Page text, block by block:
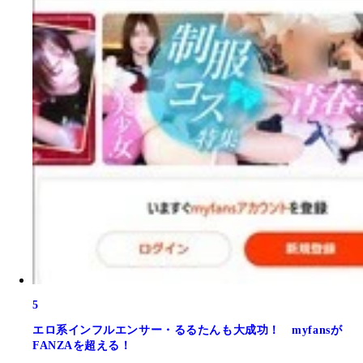
5
エロ系インフルエンサー・るるたんも大成功！ myfansが
FANZAを超える！